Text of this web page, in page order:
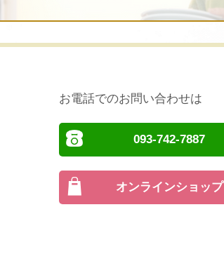
お電話でのお問い合わせは
093-742-7887
オンラインショップ